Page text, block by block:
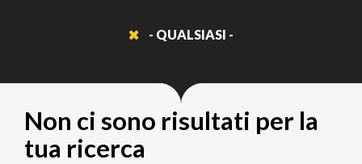
- QUALSIASI -
Non ci sono risultati per la
tua ricerca